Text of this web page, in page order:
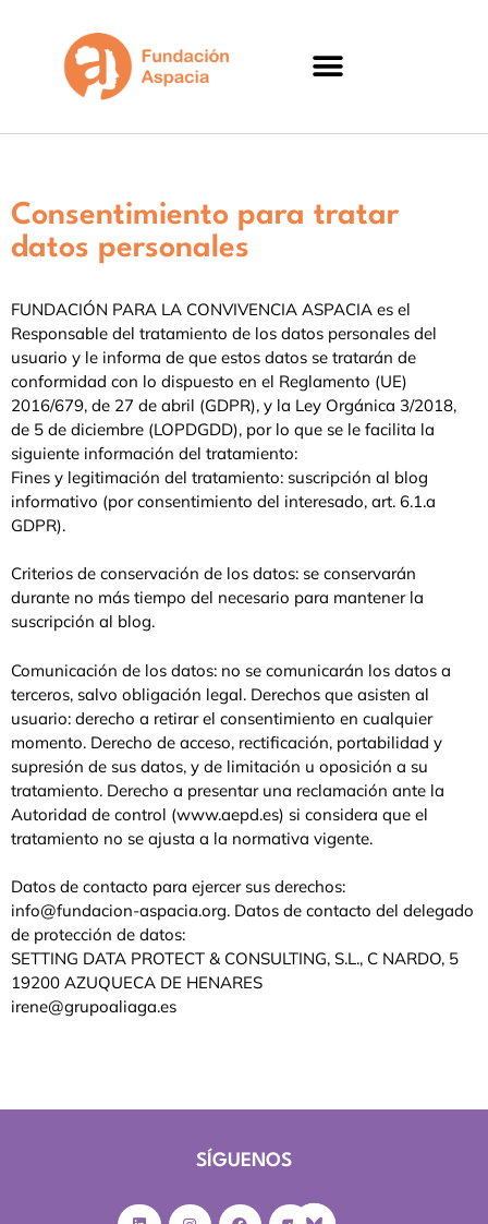
Consentimiento para tratar
datos personales​
FUNDACIÓN PARA LA CONVIVENCIA ASPACIA es el
Responsable del tratamiento de los datos personales del
usuario y le informa de que estos datos se tratarán de
conformidad con lo dispuesto en el Reglamento (UE)
2016/679, de 27 de abril (GDPR), y la Ley Orgánica 3/2018,
de 5 de diciembre (LOPDGDD), por lo que se le facilita la
siguiente información del tratamiento:
Fines y legitimación del tratamiento: suscripción al blog
informativo (por consentimiento del interesado, art. 6.1.a
GDPR).
Criterios de conservación de los datos: se conservarán
durante no más tiempo del necesario para mantener la
suscripción al blog.
Comunicación de los datos: no se comunicarán los datos a
terceros, salvo obligación legal. Derechos que asisten al
usuario: derecho a retirar el consentimiento en cualquier
momento. Derecho de acceso, rectificación, portabilidad y
supresión de sus datos, y de limitación u oposición a su
tratamiento. Derecho a presentar una reclamación ante la
Autoridad de control (www.aepd.es) si considera que el
tratamiento no se ajusta a la normativa vigente.
Datos de contacto para ejercer sus derechos:
info@fundacion-aspacia.org. Datos de contacto del delegado
de protección de datos:
SETTING DATA PROTECT & CONSULTING, S.L., C NARDO, 5
19200 AZUQUECA DE HENARES
irene@grupoaliaga.es
SÍGUENOS